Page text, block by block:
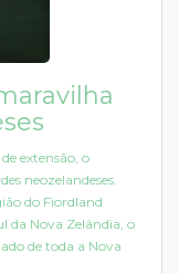
extensão, o
neozelandeses.
do Fiordland
da Nova Zelândia, o
de toda a Nova